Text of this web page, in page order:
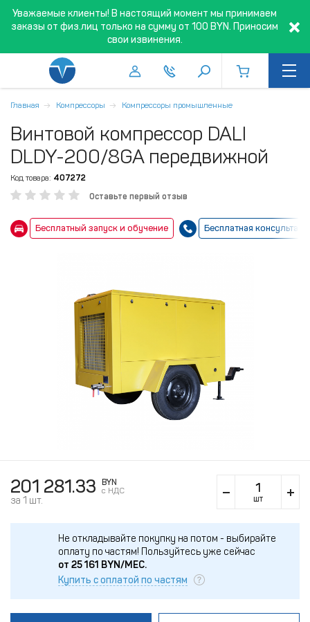
Уважаемые клиенты! В настоящий момент мы принимаем
заказы от физ.лиц только на сумму от 100 BYN. Приносим
свои извинения.
Главная Компрессоры Компрессоры промышленные
Винтовой компрессор DALI
DLDY-200/8GA передвижной
Код товара: 407272
Оставьте первый отзыв
Бесплатный запуск и обучение Бесплатная
201 281.33
BYN
c НДС
за 1 шт. шт
Не откладывайте покупку на потом - выбирайте
оплату по частям! Пользуйтесь уже сейчас
от 25 161 BYN/МЕС.
Купить с оплатой по частям